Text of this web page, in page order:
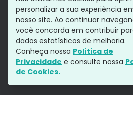
Grupo Aratu
Política de
Siga-nos
personalizar a sua experiência
nosso site. Ao continuar
você concorda em contribuir
dados estatísticos de melhoria.
Conheça nossa Política de
Privacidade e consulte nossa
de Cookies.